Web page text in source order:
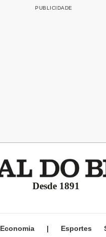
Desde 1891
Economia | Esportes